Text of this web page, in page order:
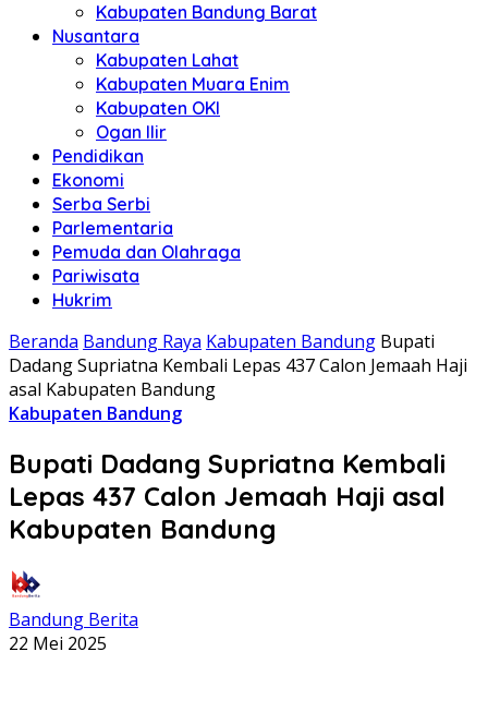
Kabupaten Bandung Barat
Nusantara
Kabupaten Lahat
Kabupaten Muara Enim
Kabupaten OKI
Ogan Ilir
Pendidikan
Ekonomi
Serba Serbi
Parlementaria
Pemuda dan Olahraga
Pariwisata
Hukrim
Beranda Bandung Raya Kabupaten Bandung Bupati
Dadang Supriatna Kembali Lepas 437 Calon Jemaah Haji
asal Kabupaten Bandung
Kabupaten Bandung
Bupati Dadang Supriatna Kembali
Lepas 437 Calon Jemaah Haji asal
Kabupaten Bandung
Bandung Berita
22 Mei 2025